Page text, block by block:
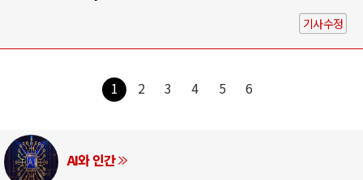
기사수정
1 2 3 4 5 6
AI와 인간